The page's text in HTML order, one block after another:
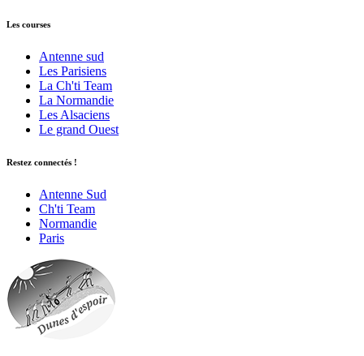
Les courses
Antenne sud
Les Parisiens
La Ch'ti Team
La Normandie
Les Alsaciens
Le grand Ouest
Restez connectés !
Antenne Sud
Ch'ti Team
Normandie
Paris